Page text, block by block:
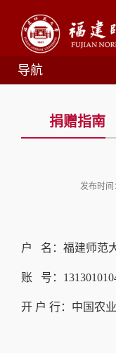
导航
捐赠指南
发布时间
户 名：福建师范
账 号：
开 户 行：中国农